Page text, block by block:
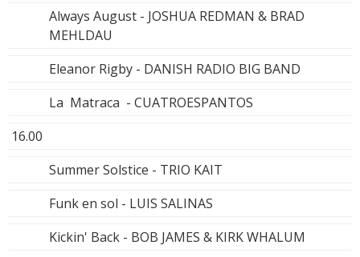
Always August - JOSHUA REDMAN & BRAD
MEHLDAU
Eleanor Rigby - DANISH RADIO BIG BAND
La Matraca - CUATROESPANTOS
16.00
Summer Solstice - TRIO KAIT
Funk en sol - LUIS SALINAS
Kickin' Back - BOB JAMES & KIRK WHALUM